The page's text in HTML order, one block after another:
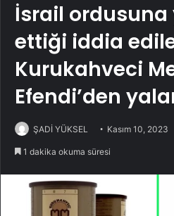
İsrail ordusuna
ettiği iddia
Kurukahveci
Efendi’den
ŞADİ YÜKSEL Kasım 10, 2023
1 dakika okuma süresi